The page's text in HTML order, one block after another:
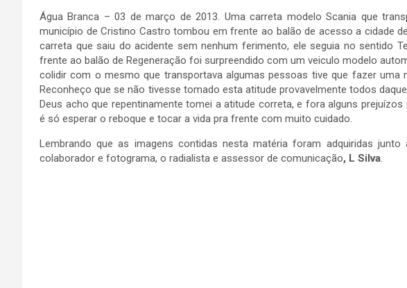
Água Branca – 03 de março de 2013. Uma carreta modelo Scania que
município de Cristino Castro tombou em frente ao balão de acesso a cidade
carreta que saiu do acidente sem nenhum ferimento, ele seguia no sentido
frente ao balão de Regeneração foi surpreendido com um veiculo modelo
colidir com o mesmo que transportava algumas pessoas tive que fazer uma
Reconheço que se não tivesse tomado esta atitude provavelmente todos
Deus acho que repentinamente tomei a atitude correta, e fora alguns
é só esperar o reboque e tocar a vida pra frente com muito cuidado.
Lembrando que as imagens contidas nesta matéria foram adquiridas junto
colaborador e fotograma, o radialista e assessor de comunicação, L Silva.